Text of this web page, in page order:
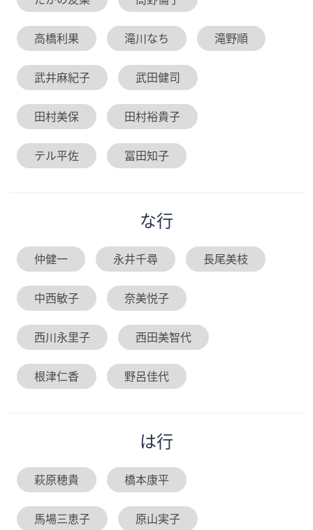
高橋利果 滝川なち 滝野順
武井麻紀子 武田健司
田村美保 田村裕貴子
テル平佐 冨田知子
な行
仲健一 永井千尋 長尾美枝
中西敏子 奈美悦子
西川永里子 西田美智代
根津仁香 野呂佳代
は行
萩原穂貴 橋本康平
馬場三恵子 原山実子